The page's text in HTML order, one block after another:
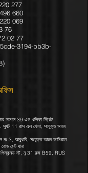
277
660
069
76
02 77
3194-bb3b-
সামনে 39 এল খলিফা স্ট্রিট
স্যুট 11 রাস এল খেমা, সংযুক্ত আরব
নং 3, আবুধাবি, সংযুক্ত আরব আমিরাত
সেন্ট ঘানা
স্ট, নু 31,রুম B59, RUS